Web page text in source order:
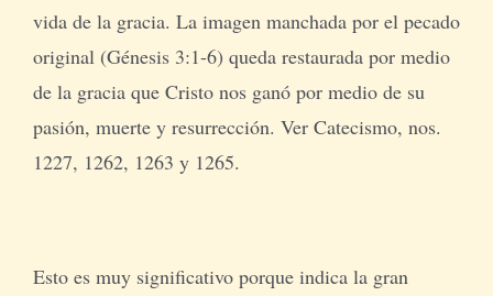
vida de la gracia. La imagen manchada por el pecado
original (Génesis 3:1-6) queda restaurada por medio
de la gracia que Cristo nos ganó por medio de su
pasión, muerte y resurrección. Ver Catecismo, nos.
1227, 1262, 1263 y 1265.
Esto es muy significativo porque indica la gran